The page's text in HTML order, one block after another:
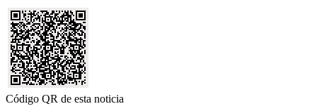
Código QR de esta noticia